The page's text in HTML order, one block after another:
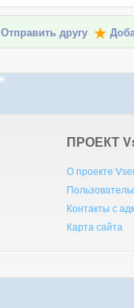
Отправить другу
ПРОЕКТ V
О проекте
Контакты с
Карта сайта